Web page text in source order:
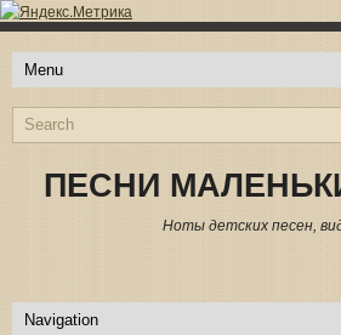
ПЕСНИ
Ноты детских песен,